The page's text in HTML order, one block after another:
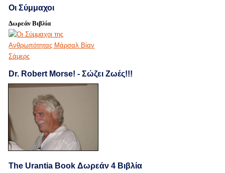
Οι Σύμμαχοι
Δωρεάν Βιβλία
Dr. Robert Morse! - Σώζει Ζωές!!!
The Urantia Book Δωρεάν 4 Βιβλία